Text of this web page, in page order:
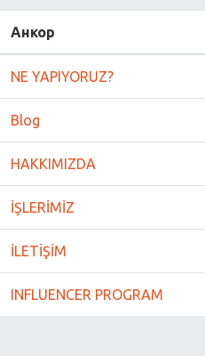
Анкор
NE YAPIYORUZ?
Blog
HAKKIMIZDA
İŞLERİMİZ
İLETİŞİM
INFLUENCER PROGRAM